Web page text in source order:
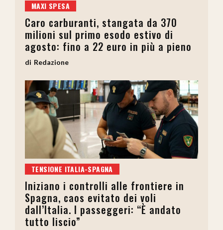
MAXI SPESA
Caro carburanti, stangata da 370
milioni sul primo esodo estivo di
agosto: fino a 22 euro in più a pieno
Redazione
TENSIONE ITALIA-SPAGNA
Iniziano i controlli alle frontiere in
Spagna, caos evitato dei voli
dall’Italia. I passeggeri: “È andato
tutto liscio”